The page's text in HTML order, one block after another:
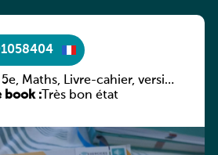
Maths, Livre-cahier, version
book :Très bon état